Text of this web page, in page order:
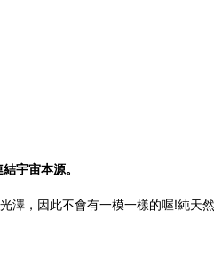
宇宙本源。
，因此不會有一模一樣的喔!純天